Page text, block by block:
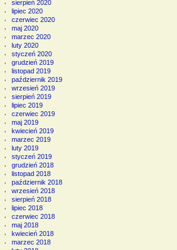
sierpień 2020
lipiec 2020
czerwiec 2020
maj 2020
marzec 2020
luty 2020
styczeń 2020
grudzień 2019
listopad 2019
październik 2019
wrzesień 2019
sierpień 2019
lipiec 2019
czerwiec 2019
maj 2019
kwiecień 2019
marzec 2019
luty 2019
styczeń 2019
grudzień 2018
listopad 2018
październik 2018
wrzesień 2018
sierpień 2018
lipiec 2018
czerwiec 2018
maj 2018
kwiecień 2018
marzec 2018